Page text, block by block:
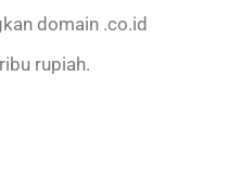
domain .co.id
rupiah.